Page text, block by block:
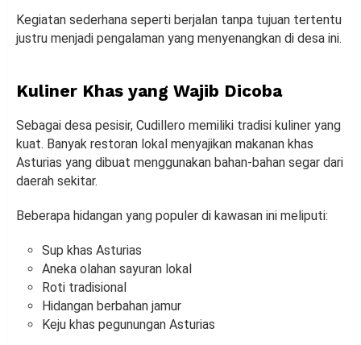
Kegiatan sederhana seperti berjalan tanpa tujuan tertentu
justru menjadi pengalaman yang menyenangkan di desa ini.
Kuliner Khas yang Wajib Dicoba
Sebagai desa pesisir, Cudillero memiliki tradisi kuliner yang
kuat. Banyak restoran lokal menyajikan makanan khas
Asturias yang dibuat menggunakan bahan-bahan segar dari
daerah sekitar.
Beberapa hidangan yang populer di kawasan ini meliputi:
Sup khas Asturias
Aneka olahan sayuran lokal
Roti tradisional
Hidangan berbahan jamur
Keju khas pegunungan Asturias